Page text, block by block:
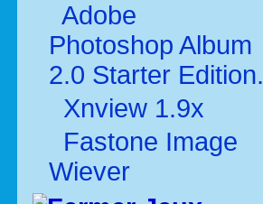
Adobe
Photoshop Album
2.0 Starter Edition.
Xnview 1.9x
Fastone Image
Wiever